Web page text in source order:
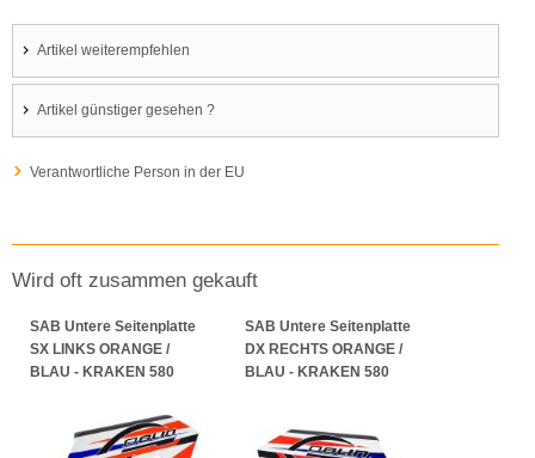
Artikel weiterempfehlen
Artikel günstiger gesehen ?
Verantwortliche Person in der EU
Wird oft zusammen gekauft
SAB Untere Seitenplatte
SX LINKS ORANGE /
BLAU - KRAKEN 580
SAB Untere Seitenplatte
DX RECHTS ORANGE /
BLAU - KRAKEN 580